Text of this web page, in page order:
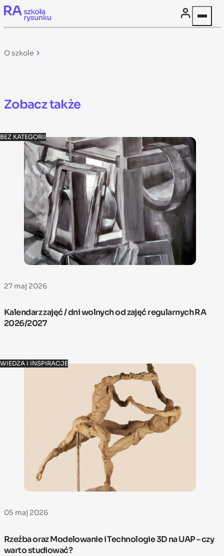
Skip to content
O szkole
Zobacz także
BEZ KATEGORII
27 maj 2026
Kalendarz zajęć / dni wolnych od zajęć regularnych RA
2026/2027
WIEDZA I INSPIRACJE
05 maj 2026
Rzeźba oraz Modelowanie i Technologie 3D na UAP – czy
warto studiować?